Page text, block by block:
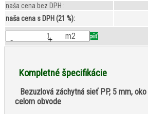
naša cena bez DPH :
naša cena s DPH (21 %):
- + m2
Kompletné špecifikácie
Bezuzlová záchytná sieť PP, 5 mm,
celom obvode